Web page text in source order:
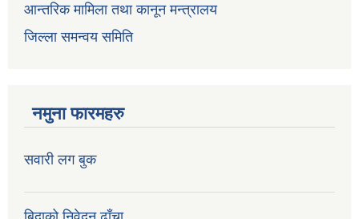
आन्तरिक मामिला तथा कानून मन्त्रालय
जिल्ला समन्वय समिति
नमुना फारमहरु
सवारी लग बुक